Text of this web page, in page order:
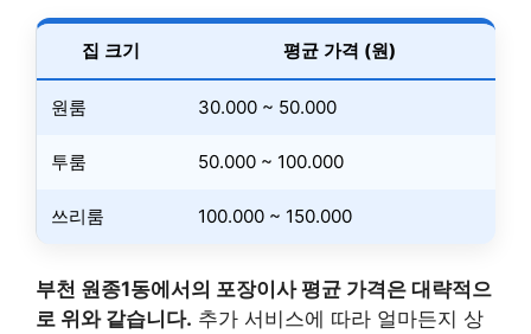
집 크기 평균 가격 (원)
원룸 30.000 ~ 50.000
투룸 50.000 ~ 100.000
쓰리룸 100.000 ~ 150.000
부천 원종1동에서의 포장이사 평균 가격은 대략적으
로 위와 같습니다. 추가 서비스에 따라 얼마든지 상